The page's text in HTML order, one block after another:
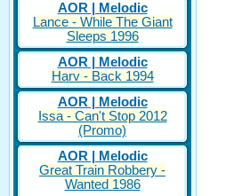
AOR | Melodic
Lance - While The Giant
Sleeps 1996
AOR | Melodic
Harv - Back 1994
AOR | Melodic
Issa - Can't Stop 2012
(Promo)
AOR | Melodic
Great Train Robbery -
Wanted 1986